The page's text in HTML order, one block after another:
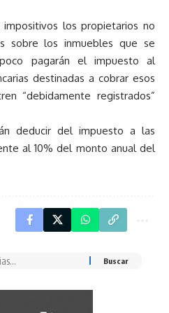
los propietarios no
sobre los inmuebles que se
pagarán el impuesto al
destinadas a cobrar esos
“debidamente registrados”
deducir del impuesto a las
al 10% del monto anual del